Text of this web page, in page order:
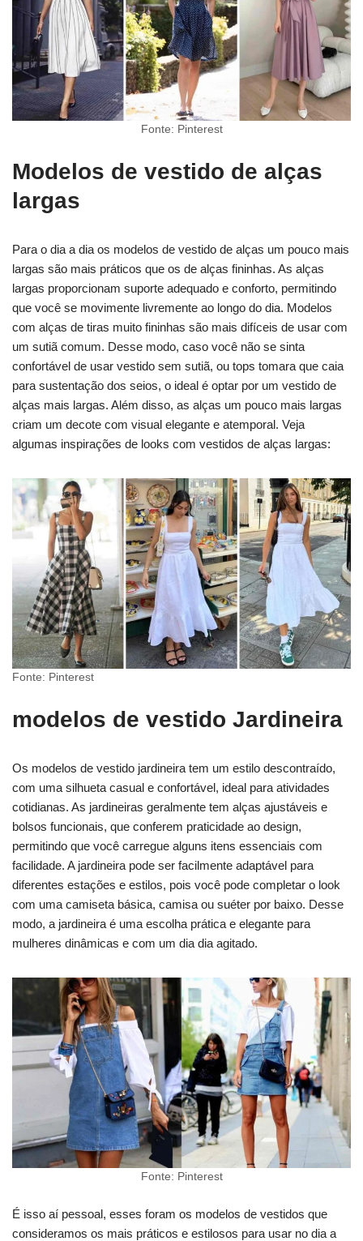
Fonte: Pinterest
Modelos de vestido de alças
largas
Para o dia a dia os modelos de vestido de alças um pouco mais
largas são mais práticos que os de alças fininhas. As alças
largas proporcionam suporte adequado e conforto, permitindo
que você se movimente livremente ao longo do dia. Modelos
com alças de tiras muito fininhas são mais difíceis de usar com
um sutiã comum. Desse modo, caso você não se sinta
confortável de usar vestido sem sutiã, ou tops tomara que caia
para sustentação dos seios, o ideal é optar por um vestido de
alças mais largas. Além disso, as alças um pouco mais largas
criam um decote com visual elegante e atemporal. Veja
algumas inspirações de looks com vestidos de alças largas:
Fonte: Pinterest
modelos de vestido Jardineira
Os modelos de vestido jardineira tem um estilo descontraído,
com uma silhueta casual e confortável, ideal para atividades
cotidianas. As jardineiras geralmente tem alças ajustáveis e
bolsos funcionais, que conferem praticidade ao design,
permitindo que você carregue alguns itens essenciais com
facilidade. A jardineira pode ser facilmente adaptável para
diferentes estações e estilos, pois você pode completar o look
com uma camiseta básica, camisa ou suéter por baixo. Desse
modo, a jardineira é uma escolha prática e elegante para
mulheres dinâmicas e com um dia dia agitado.
Fonte: Pinterest
É isso aí pessoal, esses foram os modelos de vestidos que
consideramos os mais práticos e estilosos para usar no dia a